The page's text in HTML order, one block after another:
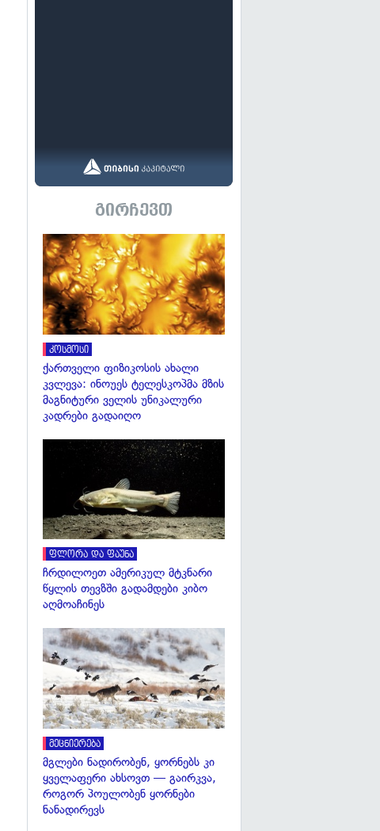
გირჩევთ
კოსმოსი
ქართველი ფიზიკოსის ახალი
კვლევა: ინოუეს ტელესკოპმა მზის
მაგნიტური ველის უნიკალური
კადრები გადაიღო
ფლორა და ფაუნა
ჩრდილოეთ ამერიკულ მტკნარი
წყლის თევზში გადამდები კიბო
აღმოაჩინეს
მეცნიერება
მგლები ნადირობენ, ყორნებს კი
ყველაფერი ახსოვთ — გაირკვა,
როგორ პოულობენ ყორნები
ნანადირევს